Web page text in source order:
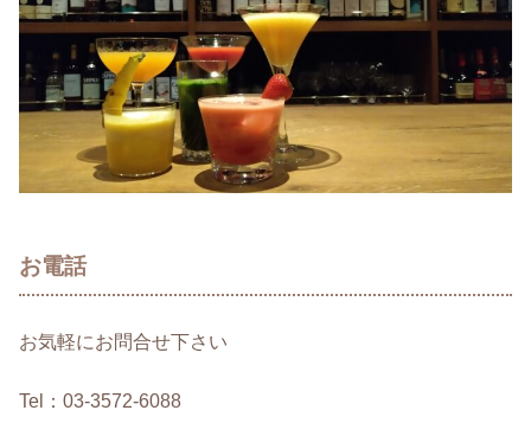
お電話
お気軽にお問合せ下さい
Tel：03-3572-6088